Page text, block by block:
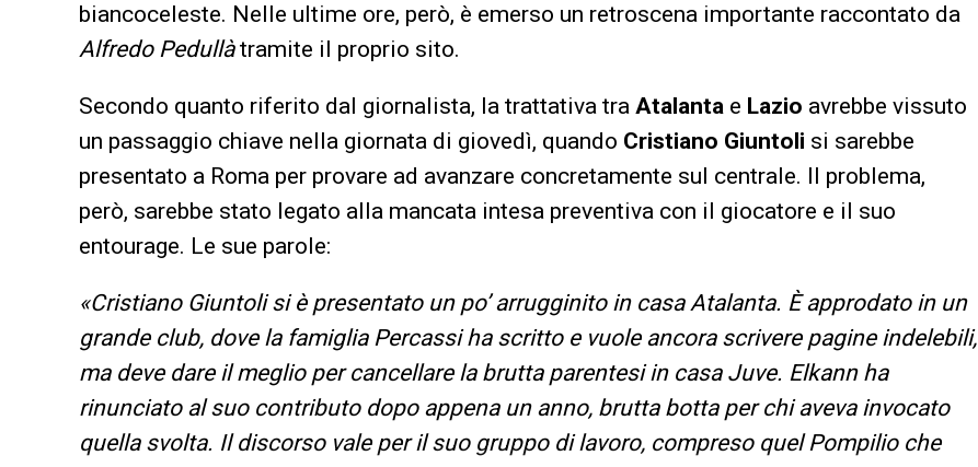
biancoceleste. Nelle ultime ore, però, è emerso un retroscena importante raccontato da
Alfredo Pedullàtramite il proprio sito.
Secondo quanto riferito dal giornalista, la trattativa tra Atalanta e Lazio avrebbe vissuto
un passaggio chiave nella giornata di giovedì, quando Cristiano Giuntoli si sarebbe
presentato a Roma per provare ad avanzare concretamente sul centrale. Il problema,
però, sarebbe stato legato alla mancata intesa preventiva con il giocatore e il suo
entourage. Le sue parole:
«Cristiano Giuntoli si è presentato un po’ arrugginito in casa Atalanta. È approdato in un
grande club, dove la famiglia Percassi ha scritto e vuole ancora scrivere pagine indelebili,
ma deve dare il meglio per cancellare la brutta parentesi in casa Juve. Elkann ha
rinunciato al suo contributo dopo appena un anno, brutta botta per chi aveva invocato
quella svolta. Il discorso vale per il suo gruppo di lavoro, compreso quel Pompilio che